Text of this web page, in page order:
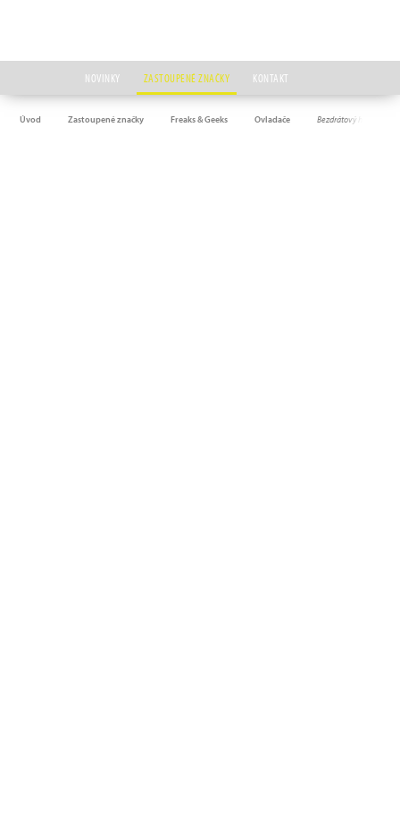
NOVINKY ZASTOUPENÉ ZNAČKY KONTAKT
Úvod Zastoupené značky Freaks & Geeks Ovladače Bezdrátový herní